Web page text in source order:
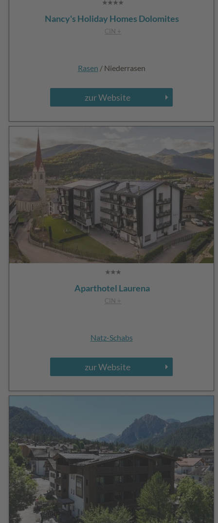
Nancy's Holiday Homes Dolomites
CIN +
Rasen / Niederrasen
zur Website
Aparthotel Laurena
CIN +
Natz-Schabs
zur Website